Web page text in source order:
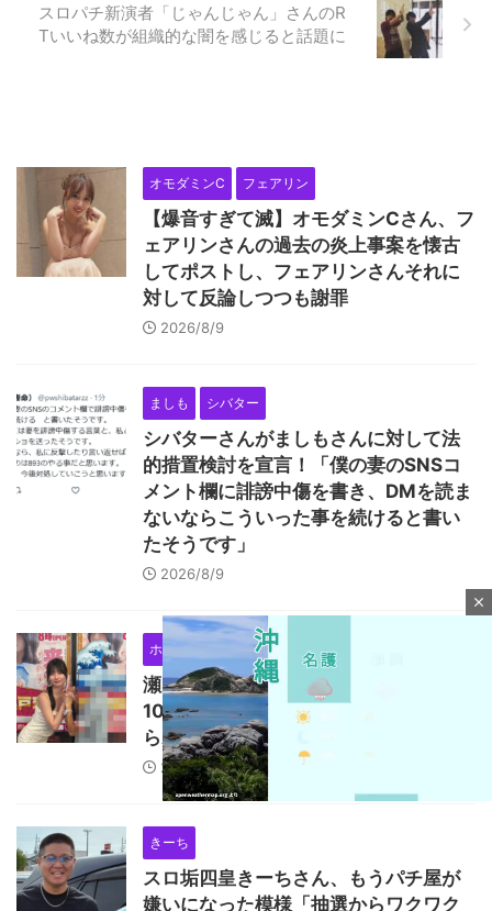
スロパチ新演者「じゃんじゃん」さんのR
Tいいね数が組織的な闇を感じると話題に
オモダミンC フェアリン
【爆音すぎて滅】オモダミンCさん、フ
ェアリンさんの過去の炎上事案を懐古
してポストし、フェアリンさんそれに
対して反論しつつも謝罪
2026/8/9
ましも シバター
シバターさんがましもさんに対して法
的措置検討を宣言！「僕の妻のSNSコ
メント欄に誹謗中傷を書き、DMを読ま
ないならこういった事を続けると書い
たそうです」
2026/8/9
ホール 瀬戸環奈
瀬戸環奈が仙台マルハン2店舗で総勢
1000人と恋人繋ぎファン対応！東京か
らわざわざ参戦する猛者もいた模様
2026/8/9
きーち
スロ垢四皇きーちさん、もうパチ屋が
嫌いになった模様「抽選からワクワク
close
u
t